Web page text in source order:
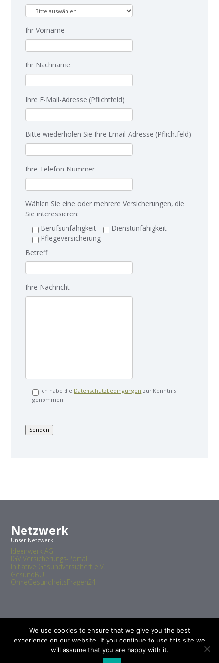
Ihr Vorname
Ihr Nachname
Ihre E-Mail-Adresse (Pflichtfeld)
Bitte wiederholen Sie Ihre Email-Adresse (Pflichtfeld)
Ihre Telefon-Nummer
Wählen Sie eine oder mehrere Versicherungen, die
Sie interessieren:
Berufsunfähigkeit
Dienstunfähigkeit
Pflegeversicherung
Betreff
Ihre Nachricht
Ich habe die Datenschutzbedingungen zur Kenntnis
genommen
Netzwerk
Unser Netzwerk
Ideenwerk AG
IGV Versicherungs-Portal
Initiative Gesundversichert e.V.
GesundBU
OhneGesundheitsFragen24
We use cookies to ensure that we give you the best
experience on our website. If you continue to use this site we
will assume that you are happy with it.